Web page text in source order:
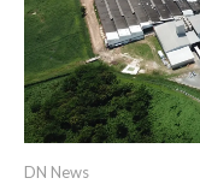
DN News